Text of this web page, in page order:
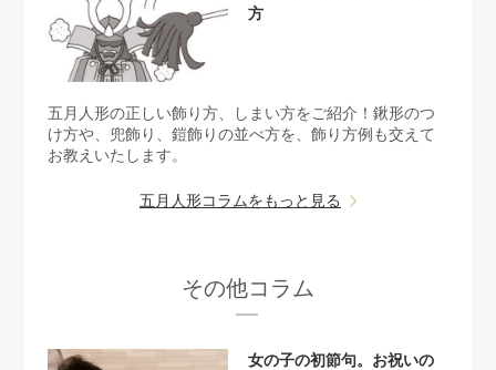
方
五月人形の正しい飾り方、しまい方をご紹介！鍬形のつ
け方や、兜飾り、鎧飾りの並べ方を、飾り方例も交えて
お教えいたします。
五月人形コラムをもっと見る
その他コラム
女の子の初節句。お祝いの